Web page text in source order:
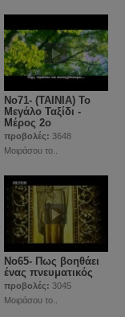
Νο71- (ΤΑΙΝΙΑ) Το
Μεγάλο Ταξίδι -
Μέρος 2ο
προβολές: 3648
Μοιράσου το..
Νο65- Πως βοηθάει
ένας πνευματικός
προβολές: 3045
Μοιράσου το..